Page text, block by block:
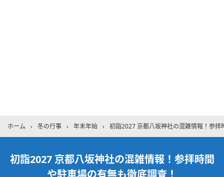
ホーム › 冬の行事 › 年末年始 › 初詣2027 京都八坂神社の混雑情報！参
初詣2027 京都八坂神社の混雑情報！参拝時間
や駐車場の有無も徹底調査！